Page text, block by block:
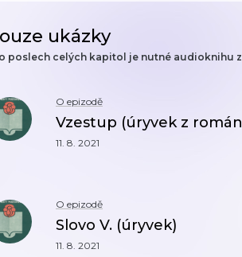
ukázky
poslech celých kapitol je nutné audioknihu
O epizodě
Vzestup (úryvek z
11. 8. 2021
O epizodě
Slovo V. (úryvek)
11. 8. 2021